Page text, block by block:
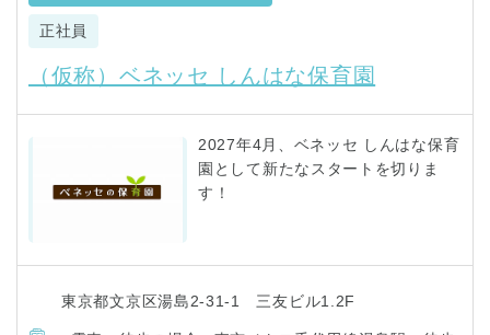
正社員
（仮称）ベネッセ しんはな保育園
2027年4月、ベネッセ しんはな保育
園として新たなスタートを切りま
す！
東京都文京区湯島2-31-1 三友ビル1.2F